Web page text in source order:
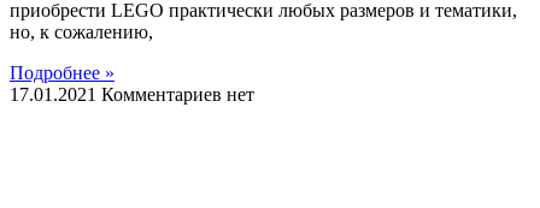
приобрести LEGO практически любых размеров и тематики,
но, к сожалению,
Подробнее »
17.01.2021 Комментариев нет